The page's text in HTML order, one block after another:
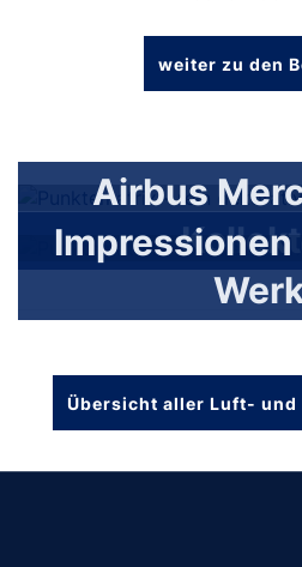
weiter zu den
Airbus
Übersicht aller Luft- und